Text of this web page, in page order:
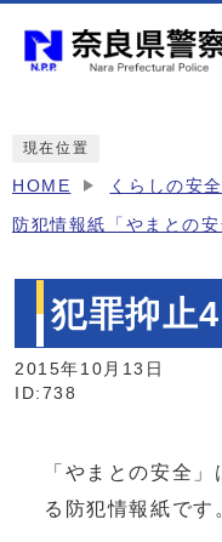
現在位置
HOME くらしの安全
防犯情報紙「やまとの安
犯罪抑止
2015年10月13日
ID:738
「やまとの安全
る防犯情報紙です